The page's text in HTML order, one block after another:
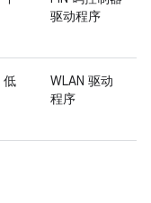
驱动程序
低
WLAN 驱动
程序